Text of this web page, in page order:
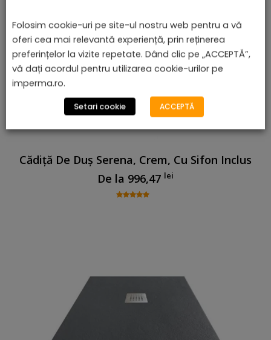
Cădiță De Duș Serena, Crem, Cu Sifon Inclus
De la 996,47 lei
Folosim cookie-uri pe site-ul nostru web pentru a vă
oferi cea mai relevantă experiență, prin reținerea
preferințelor la vizite repetate. Dând clic pe „ACCEPTĂ”,
vă dați acordul pentru utilizarea cookie-urilor pe
imperma.ro.
Setari cookie ACCEPTĂ